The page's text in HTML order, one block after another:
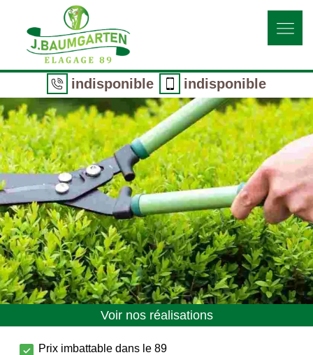
indisponible indisponible
Voir nos réalisations
Prix imbattable dans le 89